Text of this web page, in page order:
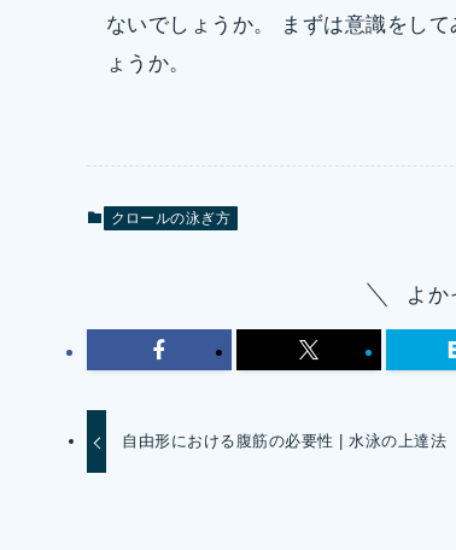
ないでしょうか。 まずは意識をし
ょうか。
クロールの泳ぎ方
よか
自由形における腹筋の必要性 | 水泳の上達法